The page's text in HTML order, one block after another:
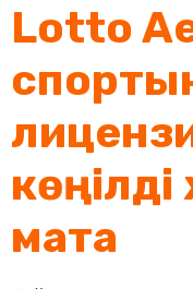
Lotto
мата